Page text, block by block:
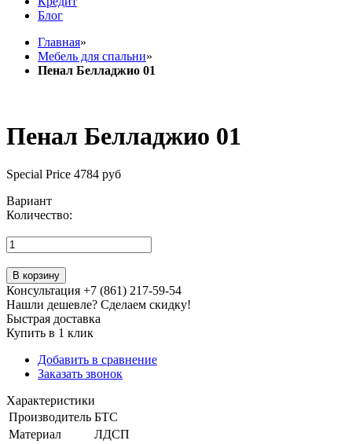
Блог
Главная»
Мебель для спальни»
Пенал Белладжио 01
Пенал Белладжио 01
Special Price 4784 руб
Вариант
Количество:
В корзину
Консультация +7 (861) 217-59-54
Нашли дешевле? Сделаем скидку!
Быстрая доставка
Купить в 1 клик
Добавить в сравнение
Заказать звонок
Характеристики
Производитель БТС
Материал
ЛДСП